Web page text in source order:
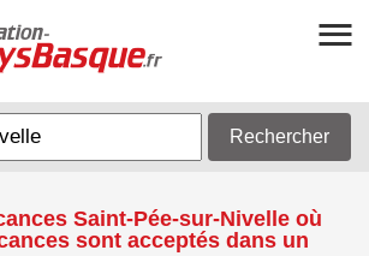
Rechercher
Saint-Pée-sur-Nivelle où
sont acceptés dans un